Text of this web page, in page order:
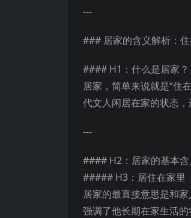
---
### 居家的含义解析：
#### H1：什么是居家？
居家，简单来说就是“住
代文人闲居在家的状态，
---
#### H2：居家的基本含
##### H3：居住在家里
居家的最直接意思是和
强调了他长期在家生活的